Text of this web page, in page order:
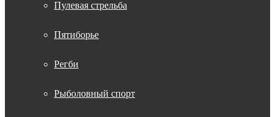
Пулевая стрельба
Пятиборье
Регби
Рыболовный спорт